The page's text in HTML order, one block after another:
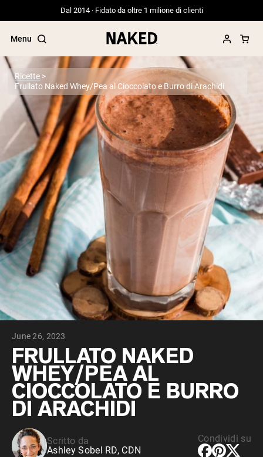
Dal 2014 · Fidato da oltre 1 milione di clienti
Menu
Termini di ricerca popolari
”Protein Powder“
”Overnight Oats“
”Vegan protein“
”Collagen“
”Micellar Casein“
PROTEIN POWDERS Best Seller
Proteina di piselli
Proteine del Siero di Latte da
Allevamento al Pascolo
Peptidi di collagene
Whey al cioccolato da latte di mucche
alimentate a erba
Whey di erba alimentata alla vaniglia
Siero di latte da bovini alimentati a erba
Shop All Protein Powders
VEGAN PROTEINBest Seller
Proteina di piselli
Shop All Vegan Protein
Ricette
Frullato Naked Whey/Pea al Cioccolato e Burro di Arachidi
June 26, 2023
FRULLATO NAKED
WHEY/PEA AL
CIOCCOLATO E BURRO
DI ARACHIDI
Scritto da
Ashley Sobel RD, CDN
Condividi su